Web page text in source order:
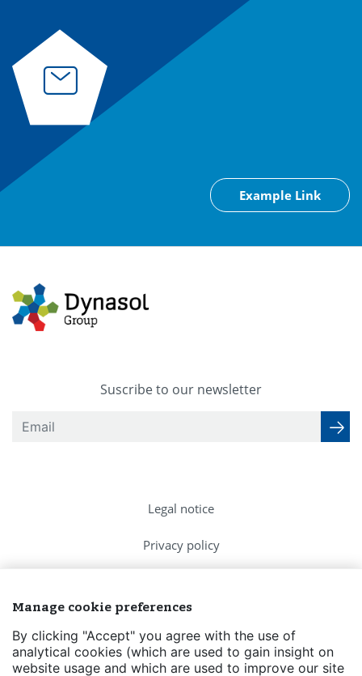
Example Link
Manage cookie preferences
By clicking "Accept" you agree with the use of
analytical cookies (which are used to gain insight on
website usage and which are used to improve our site
Suscribe to our newsletter
Legal notice
Privacy policy
Contact us